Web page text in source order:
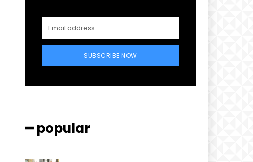
SUBSCRIBE NOW
━ popular